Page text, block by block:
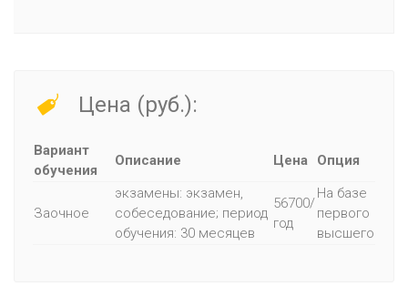
Цена (руб.):
Вариант
обучения
Описание Цена Опция
Заочное
экзамены: экзамен,
собеседование; период
обучения: 30 месяцев
56700/
год
На базе
первого
высшего